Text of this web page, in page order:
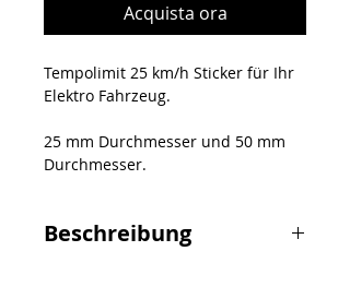
Acquista ora
Tempolimit 25 km/h Sticker für Ihr
Elektro Fahrzeug.
25 mm Durchmesser und 50 mm
Durchmesser.
Beschreibung